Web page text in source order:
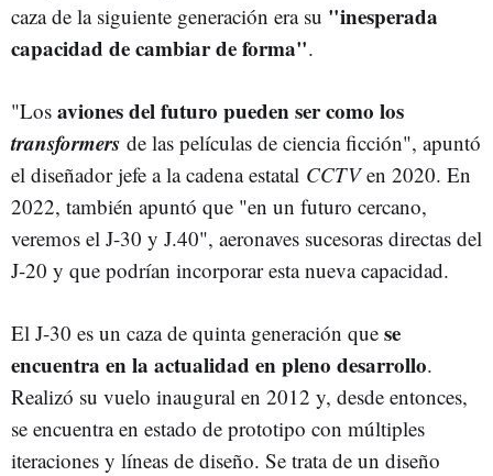
caza de la siguiente generación era su "inesperada
capacidad de cambiar de forma".
"Los aviones del futuro pueden ser como los
transformers de las películas de ciencia ficción", apuntó
el diseñador jefe a la cadena estatal CCTVen 2020. En
2022, también apuntó que "en un futuro cercano,
veremos el J-30 y J.40", aeronaves sucesoras directas del
J-20 y que podrían incorporar esta nueva capacidad.
El J-30 es un caza de quinta generación que se
encuentra en la actualidad en pleno desarrollo.
Realizó su vuelo inaugural en 2012 y, desde entonces,
se encuentra en estado de prototipo con múltiples
iteraciones y líneas de diseño. Se trata de un diseño